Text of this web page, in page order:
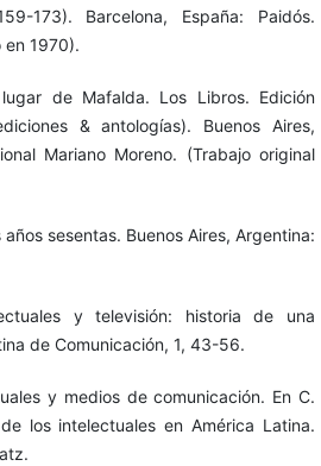
173). Barcelona, España: Paidós.
en 1970).
de Mafalda. Los Libros. Edición
& antologías). Buenos Aires,
Mariano Moreno. (Trabajo original
sesentas. Buenos Aires, Argentina:
y televisión: historia de una
de Comunicación, 1, 43-56.
y medios de comunicación. En C.
los intelectuales en América Latina.